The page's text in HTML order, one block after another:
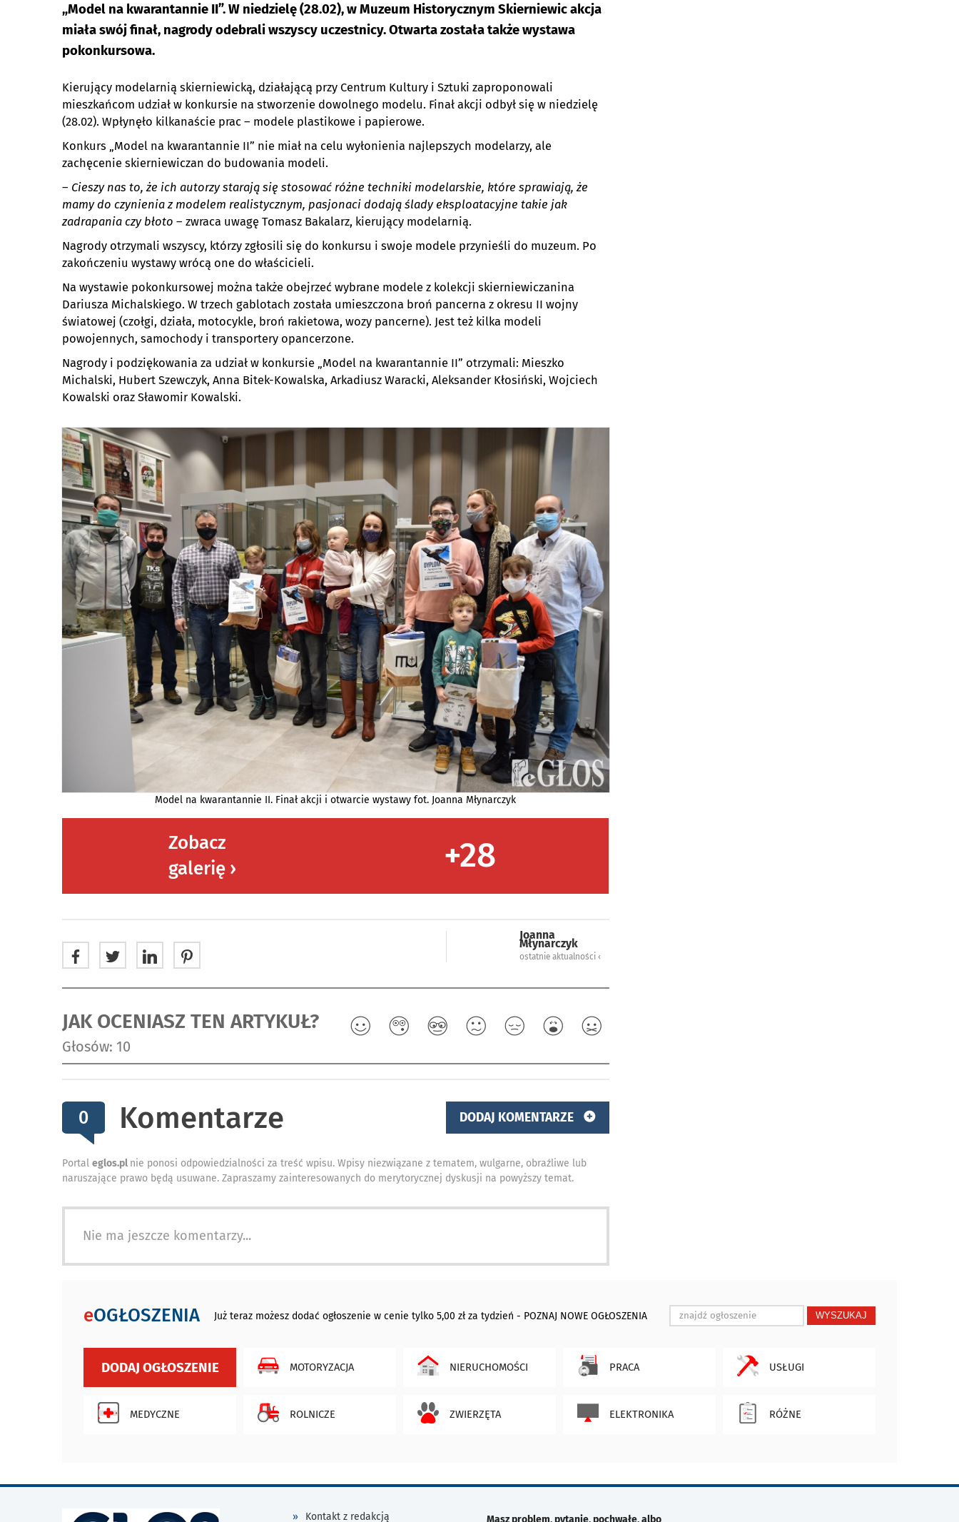
„Model na kwarantannie II”. W niedzielę (28.02), w Muzeum Historycznym Skierniewic akcja
miała swój finał, nagrody odebrali wszyscy uczestnicy. Otwarta została także wystawa
pokonkursowa.
Kierujący modelarnią skierniewicką, działającą przy Centrum Kultury i Sztuki zaproponowali
mieszkańcom udział w konkursie na stworzenie dowolnego modelu. Finał akcji odbył się w niedzielę
(28.02). Wpłynęło kilkanaście prac – modele plastikowe i papierowe.
Konkurs „Model na kwarantannie II” nie miał na celu wyłonienia najlepszych modelarzy, ale
zachęcenie skierniewiczan do budowania modeli.
– Cieszy nas to, że ich autorzy starają się stosować różne techniki modelarskie, które sprawiają, że
mamy do czynienia z modelem realistycznym, pasjonaci dodają ślady eksploatacyjne takie jak
zadrapania czy błoto – zwraca uwagę Tomasz Bakalarz, kierujący modelarnią.
Nagrody otrzymali wszyscy, którzy zgłosili się do konkursu i swoje modele przynieśli do muzeum. Po
zakończeniu wystawy wrócą one do właścicieli.
Na wystawie pokonkursowej można także obejrzeć wybrane modele z kolekcji skierniewiczanina
Dariusza Michalskiego. W trzech gablotach została umieszczona broń pancerna z okresu II wojny
światowej (czołgi, działa, motocykle, broń rakietowa, wozy pancerne). Jest też kilka modeli
powojennych, samochody i transportery opancerzone.
Nagrody i podziękowania za udział w konkursie „Model na kwarantannie II” otrzymali: Mieszko
Michalski, Hubert Szewczyk, Anna Bitek-Kowalska, Arkadiusz Waracki, Aleksander Kłosiński, Wojciech
Kowalski oraz Sławomir Kowalski.
Model na kwarantannie II. Finał akcji i otwarcie wystawy fot. Joanna Młynarczyk
Zobacz
galerię ›
+28
Joanna
Młynarczyk
ostatnie aktualności ‹
JAK OCENIASZ TEN ARTYKUŁ?
Głosów: 10
0 Komentarze DODAJ KOMENTARZE
Portal eglos.pl nie ponosi odpowiedzialności za treść wpisu. Wpisy niezwiązane z tematem, wulgarne, obraźliwe lub
naruszające prawo będą usuwane. Zapraszamy zainteresowanych do merytorycznej dyskusji na powyższy temat.
Nie ma jeszcze komentarzy...
eOGŁOSZENIA Już teraz możesz dodać ogłoszenie w cenie tylko 5,00 zł za tydzień - POZNAJ NOWE OGŁOSZENIA WYSZUKAJ
DODAJ OGŁOSZENIE MOTORYZACJA NIERUCHOMOŚCI PRACA USŁUGI
MEDYCZNE ROLNICZE ZWIERZĘTA ELEKTRONIKA RÓŻNE
Kontakt z redakcją Masz problem, pytanie, pochwałę, albo